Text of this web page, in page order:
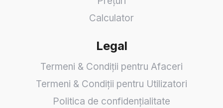
Calculator
Legal
Termeni & Condiții pentru Afaceri
Termeni & Condiții pentru Utilizatori
Politica de confidențialitate